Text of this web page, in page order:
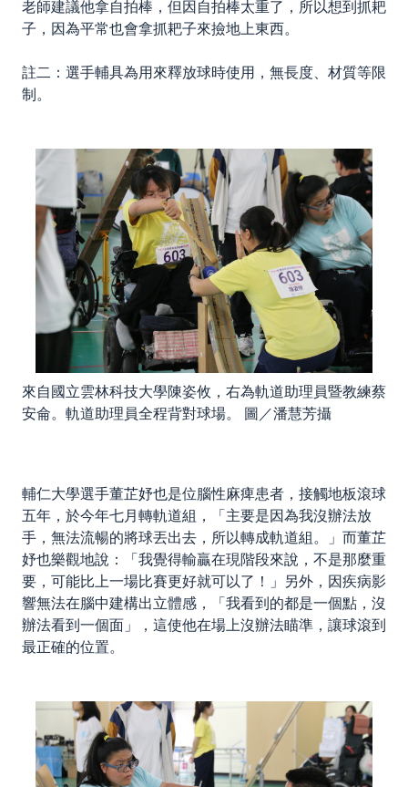
老師建議他拿自拍棒，但因自拍棒太重了，所以想到抓耙
子，因為平常也會拿抓耙子來撿地上東西。
註二：選手輔具為用來釋放球時使用，無長度、材質等限
制。
來自國立雲林科技大學陳姿攸，右為軌道助理員暨教練蔡
安侖。軌道助理員全程背對球場。 圖／潘慧芳攝
輔仁大學選手董芷妤也是位腦性麻痺患者，接觸地板滾球
五年，於今年七月轉軌道組，「主要是因為我沒辦法放
手，無法流暢的將球丟出去，所以轉成軌道組。」而董芷
妤也樂觀地說：「我覺得輸贏在現階段來說，不是那麼重
要，可能比上一場比賽更好就可以了！」另外，因疾病影
響無法在腦中建構出立體感，「我看到的都是一個點，沒
辦法看到一個面」，這使他在場上沒辦法瞄準，讓球滾到
最正確的位置。